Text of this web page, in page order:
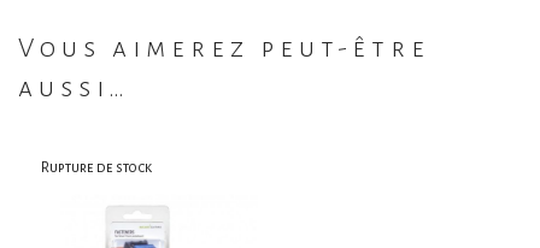
Vous aimerez peut-être
aussi…